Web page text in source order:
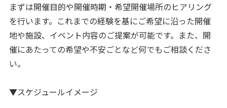
まずは開催目的や開催時期・希望開催場所のヒアリング
を行います。これまでの経験を基にご希望に沿った開催
地や施設、イベント内容のご提案が可能です。また、開
催にあたっての希望や不安ごとなど何でもご相談くださ
い。
▼スケジュールイメージ